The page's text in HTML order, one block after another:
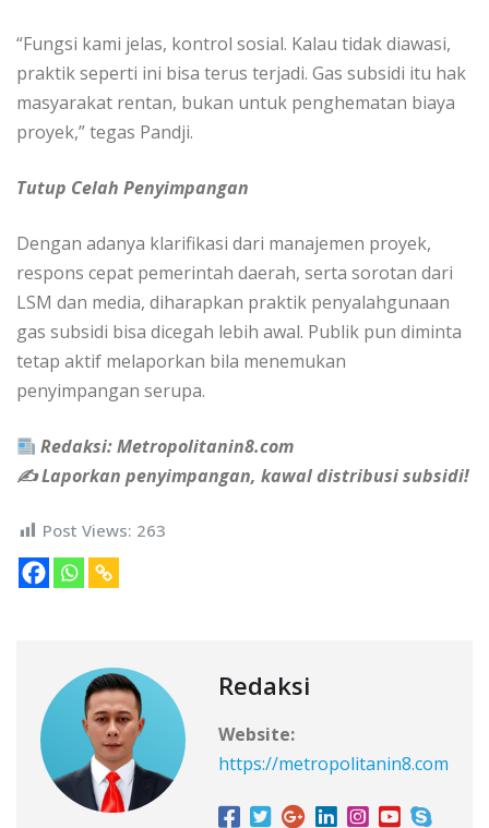
“Fungsi kami jelas, kontrol sosial. Kalau tidak diawasi,
praktik seperti ini bisa terus terjadi. Gas subsidi itu hak
masyarakat rentan, bukan untuk penghematan biaya
proyek,” tegas Pandji.
Tutup Celah Penyimpangan
Dengan adanya klarifikasi dari manajemen proyek,
respons cepat pemerintah daerah, serta sorotan dari
LSM dan media, diharapkan praktik penyalahgunaan
gas subsidi bisa dicegah lebih awal. Publik pun diminta
tetap aktif melaporkan bila menemukan
penyimpangan serupa.
Redaksi: Metropolitanin8.com
✍️ Laporkan penyimpangan, kawal distribusi subsidi!
Post Views: 263
Redaksi
Website:
https://metropolitanin8.com